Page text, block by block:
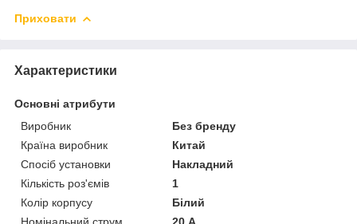
Приховати
Характеристики
Основні атрибути
Виробник
Без бренду
Країна виробник
Китай
Спосіб установки
Накладний
Кількість роз'ємів
1
Колір корпусу
Білий
Номінальний струм
20 А